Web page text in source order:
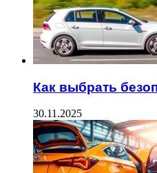
Как выбрать
30.11.2025